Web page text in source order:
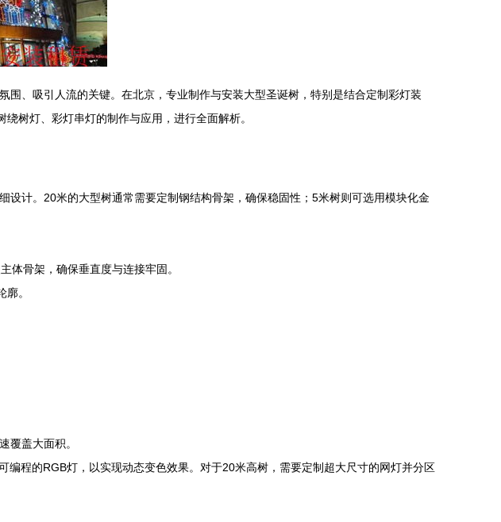
、吸引人流的关键。在北京，专业制作与安装大型圣诞树，特别是结合定制彩灯装
树灯、彩灯串灯的制作与应用，进行全面解析。
设计。20米的大型树通常需要定制钢结构骨架，确保稳固性；5米树则可选用模块化金
体骨架，确保垂直度与连接牢固。
。
覆盖大面积。
程的RGB灯，以实现动态变色效果。对于20米高树，需要定制超大尺寸的网灯并分区